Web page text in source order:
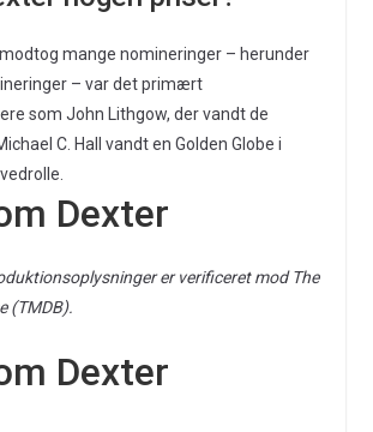
mange nomineringer – herunder
– var det primært
som John Lithgow, der vandt de
C. Hall vandt en Golden Globe i
Dexter
er verificeret mod The
(TMDB).
Dexter